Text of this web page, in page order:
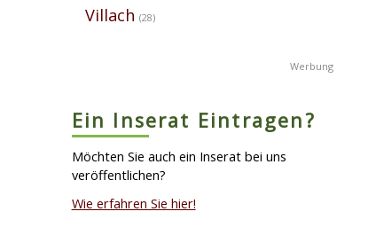
Villach (28)
Ein Inserat Eintragen?
Möchten Sie auch ein Inserat bei uns
veröffentlichen?
Wie erfahren Sie hier!